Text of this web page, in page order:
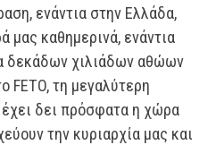
ενάντια στην Ελλάδα,
μας καθημερινά, ενάντια
δεκάδων χιλιάδων αθώων
FETO, τη μεγαλύτερη
δει πρόσφατα η χώρα
την κυριαρχία μας και